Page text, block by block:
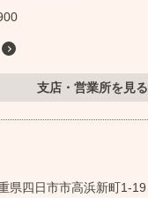
支店・営業所を見る
県四日市市高浜新町1-19